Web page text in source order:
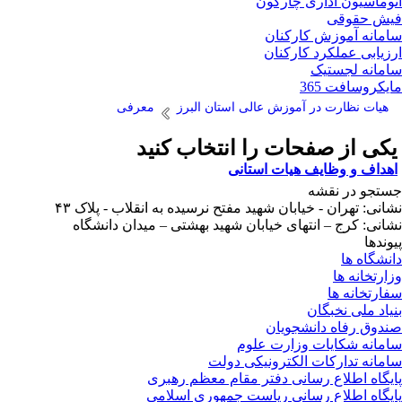
حقوقی
آموزش کارکنان
عملکرد کارکنان
لجستیک
365
هیات نظارت در آموزش عالی استان البرز معرفی
از صفحات را انتخاب کنید
و وظایف هیات استانی
در نقشه
تهران - خیابان شهید مفتح نرسیده به انقلاب - پلاک ۴۳
کرج – انتهای خیابان شهید بهشتی – میدان دانشگاه
ها
ها
ها
ملی نخبگان
رفاه دانشجویان
شکایات وزارت علوم
تدارکات الکترونیکی دولت
اطلاع رسانی دفتر مقام معظم رهبری
اطلاع رسانی ریاست جمهوری اسلامی